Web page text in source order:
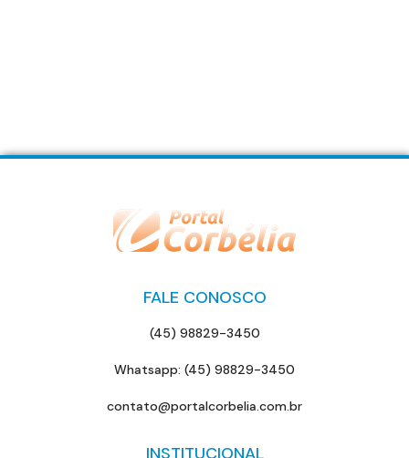
FALE CONOSCO
(45) 98829-3450
Whatsapp: (45) 98829-3450
contato@portalcorbelia.com.br